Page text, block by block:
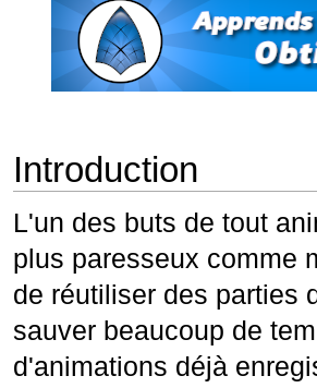
Introduction
L'un des buts de tout
plus paresseux comme
de réutiliser des parties
sauver beaucoup de
d'animations déjà